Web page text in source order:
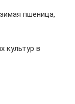
пшеница,
культур в